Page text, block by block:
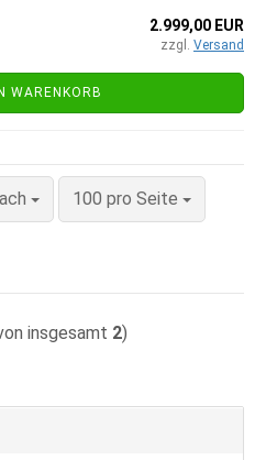
2.999,00 EUR
zzgl. Versand
WARENKORB
100 pro Seite
pro Seite
insgesamt 2)